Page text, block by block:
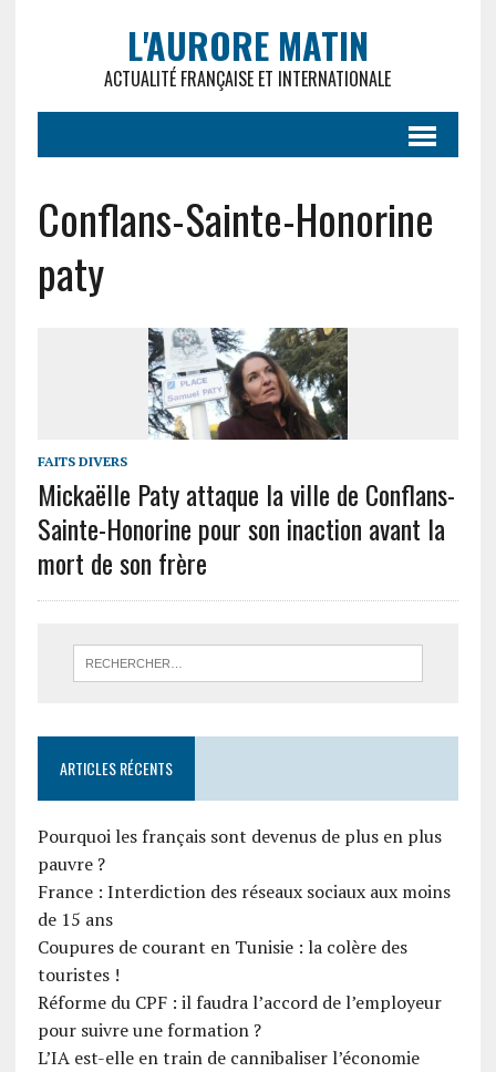
L'AURORE MATIN
ACTUALITÉ FRANÇAISE ET INTERNATIONALE
Conflans-Sainte-Honorine
paty
FAITS DIVERS
Mickaëlle Paty attaque la ville de Conflans-
Sainte-Honorine pour son inaction avant la
mort de son frère
ARTICLES RÉCENTS
Pourquoi les français sont devenus de plus en plus
pauvre ?
France : Interdiction des réseaux sociaux aux moins
de 15 ans
Coupures de courant en Tunisie : la colère des
touristes !
Réforme du CPF : il faudra l’accord de l’employeur
pour suivre une formation ?
L’IA est-elle en train de cannibaliser l’économie